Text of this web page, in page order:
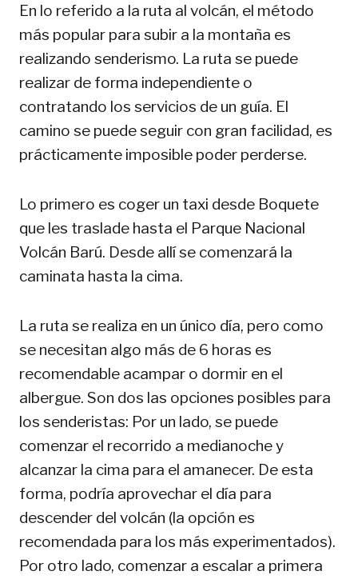
En lo referido a la ruta al volcán, el método
más popular para subir a la montaña es
realizando senderismo. La ruta se puede
realizar de forma independiente o
contratando los servicios de un guía. El
camino se puede seguir con gran facilidad, es
prácticamente imposible poder perderse.
Lo primero es coger un taxi desde Boquete
que les traslade hasta el Parque Nacional
Volcán Barú. Desde allí se comenzará la
caminata hasta la cima.
La ruta se realiza en un único día, pero como
se necesitan algo más de 6 horas es
recomendable acampar o dormir en el
albergue. Son dos las opciones posibles para
los senderistas: Por un lado, se puede
comenzar el recorrido a medianoche y
alcanzar la cima para el amanecer. De esta
forma, podría aprovechar el día para
descender del volcán (la opción es
recomendada para los más experimentados).
Por otro lado, comenzar a escalar a primera